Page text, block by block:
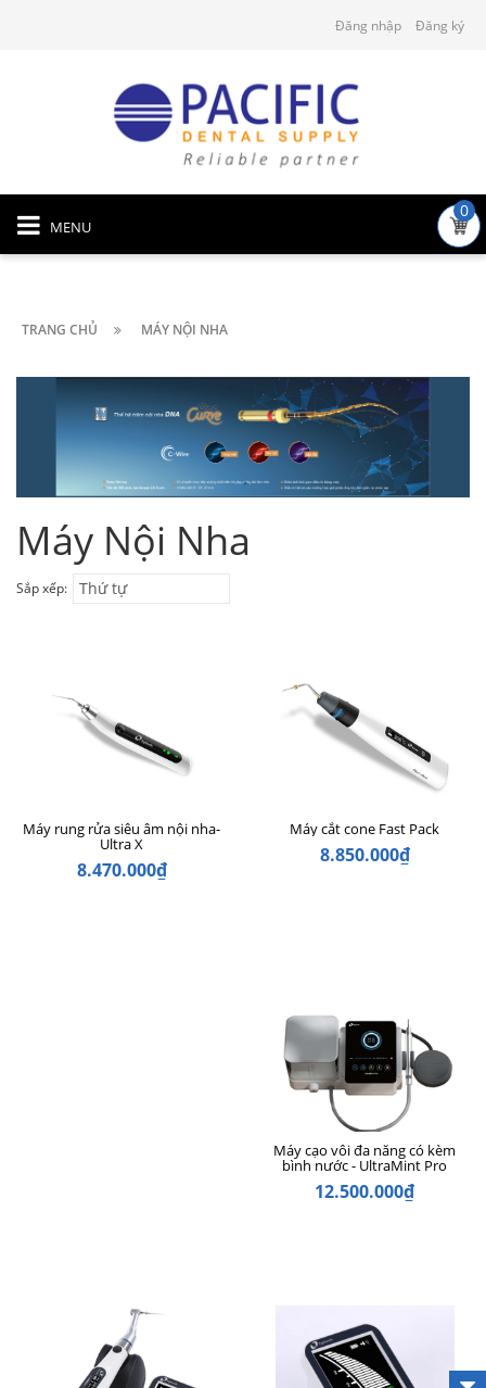
Đăng nhập Đăng ký
MENU
0
TRANG CHỦ MÁY NỘI NHA
Máy Nội Nha
Sắp xếp: Thứ tự
Máy rung rửa siêu âm nội nha-
Ultra X
8.470.000₫
Máy cắt cone Fast Pack
8.850.000₫
Máy cạo vôi đa năng có kèm
bình nước - UltraMint Pro
12.500.000₫